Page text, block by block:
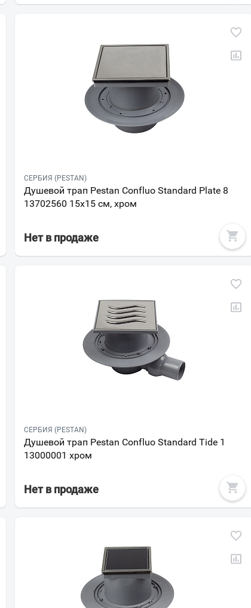
СЕРБИЯ (PESTAN)
Душевой трап Pestan Confluo Standard Plate 8
13702560 15х15 см, хром
Нет в продаже
СЕРБИЯ (PESTAN)
Душевой трап Pestan Confluo Standard Tide 1
13000001 хром
Нет в продаже
Ваш город?